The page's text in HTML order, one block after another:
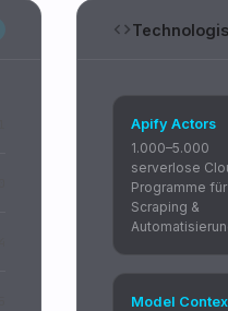
Apify Actors
1.000–5.000
serverlose
Programme für
Scraping &
Model